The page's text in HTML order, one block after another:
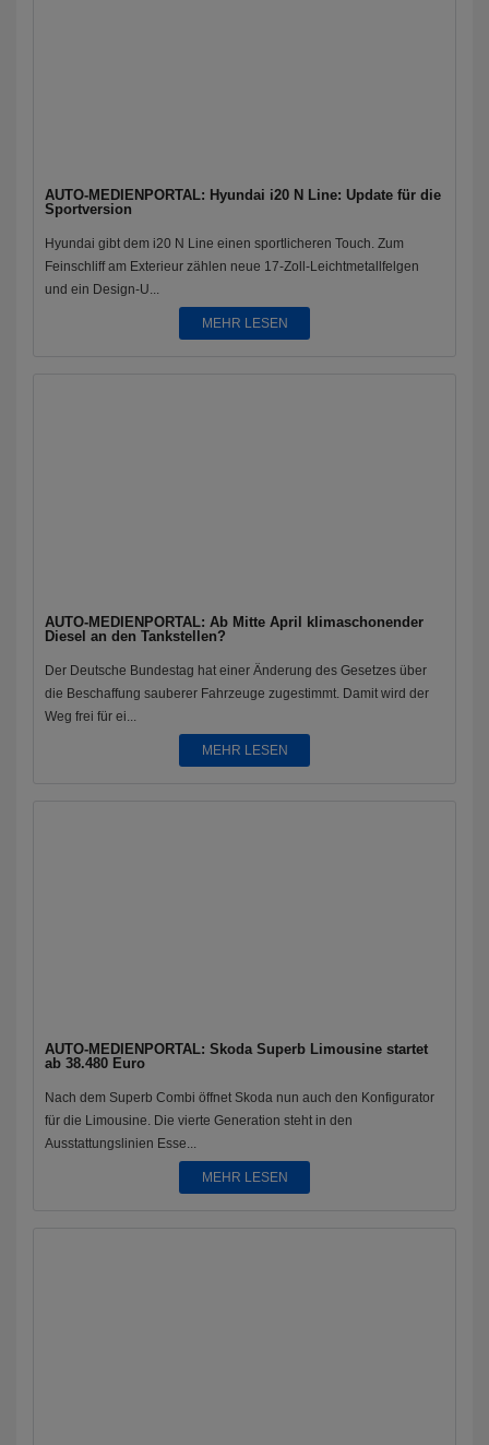
AUTO-MEDIENPORTAL: Hyundai i20 N Line: Update für die
Sportversion
Hyundai gibt dem i20 N Line einen sportlicheren Touch. Zum
Feinschliff am Exterieur zählen neue 17-Zoll-Leichtmetallfelgen
und ein Design-U...
MEHR LESEN
AUTO-MEDIENPORTAL: Ab Mitte April klimaschonender
Diesel an den Tankstellen?
Der Deutsche Bundestag hat einer Änderung des Gesetzes über
die Beschaffung sauberer Fahrzeuge zugestimmt. Damit wird der
Weg frei für ei...
MEHR LESEN
AUTO-MEDIENPORTAL: Skoda Superb Limousine startet
ab 38.480 Euro
Nach dem Superb Combi öffnet Skoda nun auch den Konfigurator
für die Limousine. Die vierte Generation steht in den
Ausstattungslinien Esse...
MEHR LESEN